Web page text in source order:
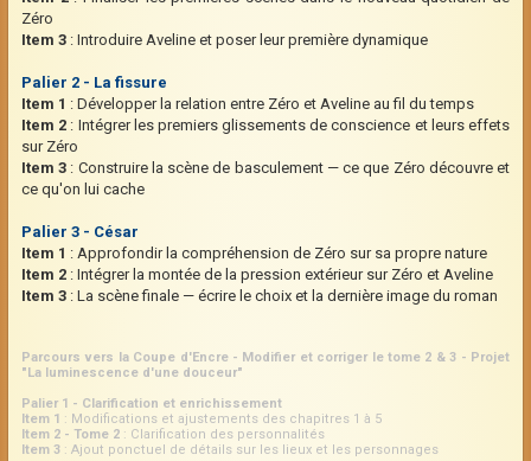
Zéro
Item 3 : Introduire Aveline et poser leur première dynamique
Palier 2 - La fissure
Item 1 : Développer la relation entre Zéro et Aveline au fil du temps
Item 2 : Intégrer les premiers glissements de conscience et leurs effets
sur Zéro
Item 3 : Construire la scène de basculement — ce que Zéro découvre et
ce qu'on lui cache
Palier 3 - César
Item 1 : Approfondir la compréhension de Zéro sur sa propre nature
Item 2 : Intégrer la montée de la pression extérieur sur Zéro et Aveline
Item 3 : La scène finale — écrire le choix et la dernière image du roman
Parcours vers la Coupe d'Encre - Modifier et corriger le tome 2 & 3 - Projet
"La luminescence d'une douceur"
Palier 1 - Clarification et enrichissement
Item 1 : Modifications et ajustements des chapitres 1 à 5
Item 2 - Tome 2 : Clarification des personnalités
Item 3 : Ajout ponctuel de détails sur les lieux et les personnages